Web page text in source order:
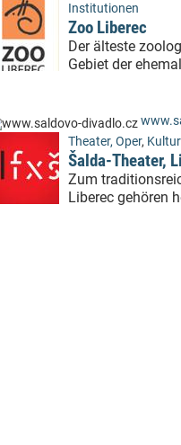
Institutionen
Zoo Liberec
Der älteste
Gebiet der
Theater, Oper, Kultur
Šalda-Theater,
Zum
Liberec gehören